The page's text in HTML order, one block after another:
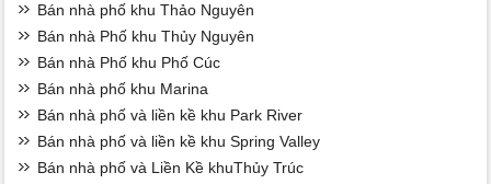
Bán nhà phố khu Thảo Nguyên
Bán nhà Phố khu Thủy Nguyên
Bán nhà Phố khu Phố Cúc
Bán nhà phố khu Marina
Bán nhà phố và liền kề khu Park River
Bán nhà phố và liền kề khu Spring Valley
Bán nhà phố và Liền Kề khuThủy Trúc